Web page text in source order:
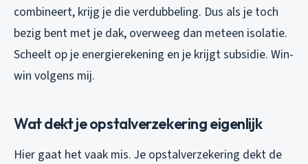
combineert, krijg je die verdubbeling. Dus als je toch
bezig bent met je dak, overweeg dan meteen isolatie.
Scheelt op je energierekening en je krijgt subsidie. Win-
win volgens mij.
Wat dekt je opstalverzekering eigenlijk
Hier gaat het vaak mis. Je opstalverzekering dekt de